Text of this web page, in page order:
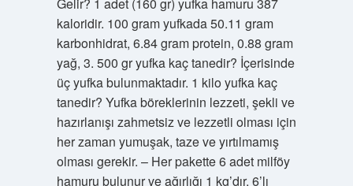
kaloridir. 100 gram yufkada 50.11 gram
karbonhidrat, 6.84 gram protein, 0.88 gram
yağ, 3. 500 gr yufka kaç tanedir? İçerisinde
üç yufka bulunmaktadır. 1 kilo yufka kaç
tanedir? Yufka böreklerinin lezzeti, şekli ve
hazırlanışı zahmetsiz ve lezzetli olması için
her zaman yumuşak, taze ve yırtılmamış
olması gerekir. – Her pakette 6 adet milföy
hamuru bulunur ve ağırlığı 1 kg’dır. 6’lı